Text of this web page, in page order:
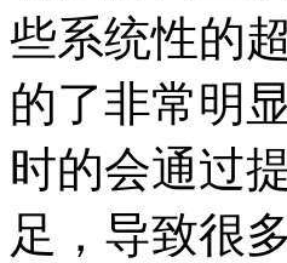
些系统性的
的了非常明
时的会通过
足，导致很